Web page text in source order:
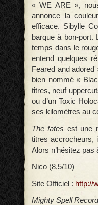
« WE ARE »,
annonce la
efficace. Sibylle
barque à bon-
temps dans le
entend quelques
Feared and
bien nommé «
titres, neuf
ou d’un Toxic
ses kilomètres au
The fates est une
titres accrocheurs,
Alors n’hésitez
Nico (8,5/10)
Site Officiel : http://
Mighty Spell